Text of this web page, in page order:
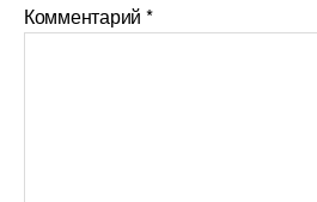
Комментарий *